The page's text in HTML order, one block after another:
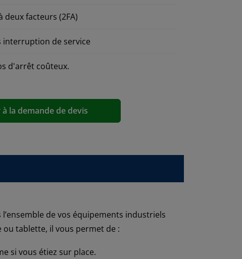
facteurs (2FA)
interruption de service
d'arrêt coûteux.
la demande de devis
l’ensemble de vos équipements industriels
ou tablette, il vous permet de :
si vous étiez sur place.